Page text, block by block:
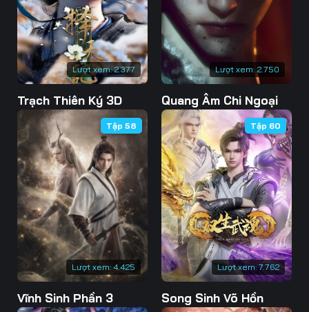
76 77 78
79 80
82 83
85 86 87
88 90
91 93
94 95 96
97 98 99
100 101 102
103 105
Lượt xem:2.377
Trạch Thiên Ký 3D
Lượt xem: 2.750
Quang Âm Chi Ngoại
Lượt xem: 4.425
Tập 58
Vĩnh Sinh Phần 3
Lượt xem: 7.762
Tập 60
Song Sinh Võ Hồn